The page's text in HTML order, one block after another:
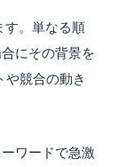
す。単なる順
にその背景を
競合の動き
ワードで急激